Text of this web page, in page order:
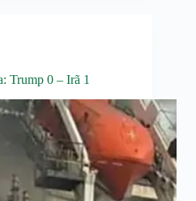
Trump 0 – Irã 1